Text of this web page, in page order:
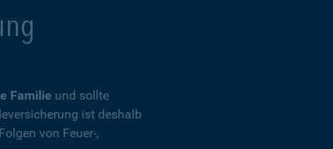
Familie und sollte
ist deshalb
von Feuer-,